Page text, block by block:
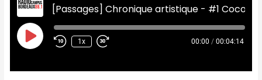
Play
Episode
1x 00:00 / 00:04:14